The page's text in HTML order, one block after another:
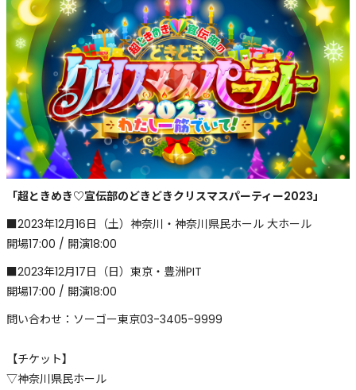
「超ときめき♡宣伝部のどきどきクリスマスパーティー2023」
■2023年12月16日（土）神奈川・神奈川県民ホール 大ホール
開場17:00 / 開演18:00
■2023年12月17日（日）東京・豊洲PIT
開場17:00 / 開演18:00
問い合わせ：ソーゴー東京03-3405-9999
【チケット】
▽神奈川県民ホール